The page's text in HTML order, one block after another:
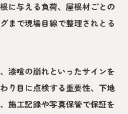
に与える負荷、屋根材ごとの
まで現場目線で整理されとる
漆喰の崩れといったサインを
り目に点検する重要性、下地
施工記録や写真保管で保証を